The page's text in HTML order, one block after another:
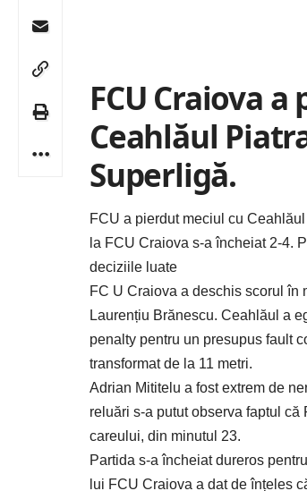
FCU Craiova
Ceahlăul
Superligă.
FCU a pierdut meciul cu
la FCU Craiova s-a încheiat 2-4.
deciziile luate
FC U Craiova a deschis scorul în
Laurențiu Brănescu. Ceahlăul a
penalty pentru un presupus fault
transformat de la 11 metri.
Adrian Mititelu a fost extrem de
reluări s-a putut observa faptul
careului, din minutul 23.
Partida s-a încheiat dureros
lui FCU Craiova a dat de înțeles